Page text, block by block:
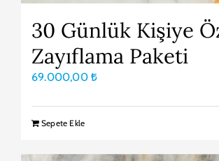
30 Günlük Kişiye
Zayıflama Paketi
69.000,00 ₺
Sepete Ekle